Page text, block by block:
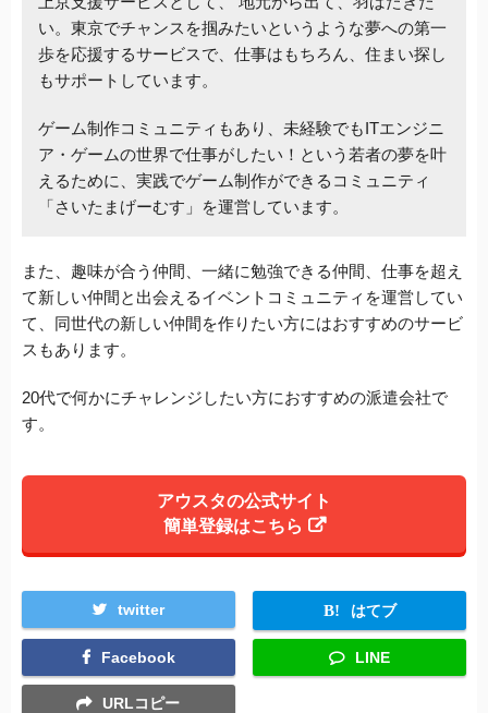
い。東京でチャンスを掴みたいというような夢への第一
歩を応援するサービスで、仕事はもちろん、住まい探し
もサポートしています。
ゲーム制作コミュニティもあり、未経験でもITエンジニ
ア・ゲームの世界で仕事がしたい！という若者の夢を叶
えるために、実践でゲーム制作ができるコミュニティ
「さいたまげーむす」を運営しています。
また、趣味が合う仲間、一緒に勉強できる仲間、仕事を超え
て新しい仲間と出会えるイベントコミュニティを運営してい
て、同世代の新しい仲間を作りたい方にはおすすめのサービ
スもあります。
20代で何かにチャレンジしたい方におすすめの派遣会社で
す。
アウスタの公式サイト
簡単登録はこちら
twitter はてブ
Facebook LINE
URLコピー